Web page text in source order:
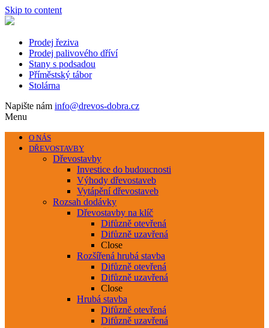
Skip to content
Prodej řeziva
Prodej palivového dříví
Stany s podsadou
Příměstský tábor
Stolárna
Napište nám info@drevos-dobra.cz
Menu
O NÁS
DŘEVOSTAVBY
Dřevostavby
Investice do budoucnosti
Výhody dřevostaveb
Vytápění dřevostaveb
Rozsah dodávky
Dřevostavby na klíč
Difůzně otevřená
Difůzně uzavřená
Close
Rozšířená hrubá stavba
Difůzně otevřená
Difůzně uzavřená
Close
Hrubá stavba
Difůzně otevřená
Difůzně uzavřená